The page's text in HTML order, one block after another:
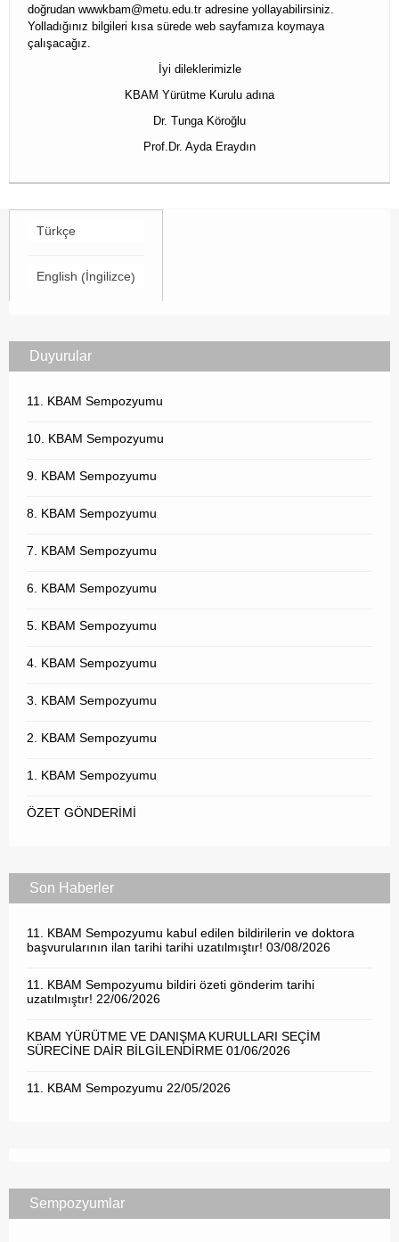
doğrudan wwwkbam@metu.edu.tr adresine yollayabilirsiniz.
Yolladığınız bilgileri kısa sürede web sayfamıza koymaya
çalışacağız.
İyi dileklerimizle
KBAM Yürütme Kurulu adına
Dr. Tunga Köroğlu
Prof.Dr. Ayda Eraydın
Türkçe
English (İngilizce)
Duyurular
11. KBAM Sempozyumu
10. KBAM Sempozyumu
9. KBAM Sempozyumu
8. KBAM Sempozyumu
7. KBAM Sempozyumu
6. KBAM Sempozyumu
5. KBAM Sempozyumu
4. KBAM Sempozyumu
3. KBAM Sempozyumu
2. KBAM Sempozyumu
1. KBAM Sempozyumu
ÖZET GÖNDERİMİ
Son Haberler
11. KBAM Sempozyumu kabul edilen bildirilerin ve doktora
başvurularının ilan tarihi tarihi uzatılmıştır! 03/08/2026
11. KBAM Sempozyumu bildiri özeti gönderim tarihi
uzatılmıştır! 22/06/2026
KBAM YÜRÜTME VE DANIŞMA KURULLARI SEÇİM
SÜRECİNE DAİR BİLGİLENDİRME 01/06/2026
11. KBAM Sempozyumu 22/05/2026
Sempozyumlar